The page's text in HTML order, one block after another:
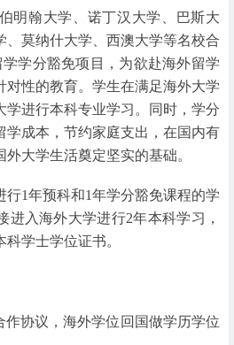
明翰大学、诺丁汉大学、巴斯大
、莫纳什大学、西澳大学等名校合
学分豁免项目，为欲赴海外留学
对性的教育。学生在满足海外大学
学进行本科专业学习。同时，学分
学成本，节约家庭支出，在国内有
大学生活奠定坚实的基础。
行1年预科和1年学分豁免课程的学
进入海外大学进行2年本科学习，
学士学位证书。
协议，海外学位回国做学历学位